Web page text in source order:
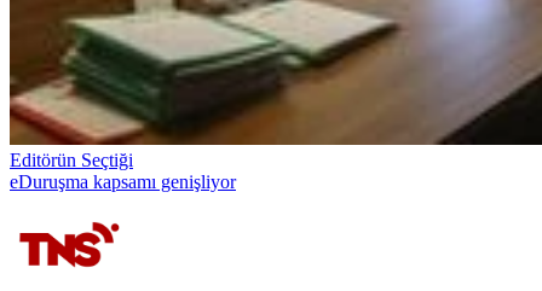
Editörün Seçtiği
eDuruşma kapsamı genişliyor